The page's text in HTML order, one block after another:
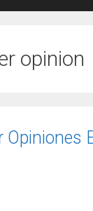
opinion
Opiniones